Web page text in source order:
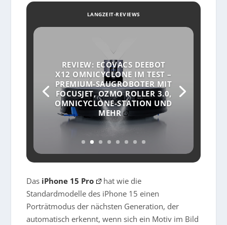
LANGZEIT-REVIEWS
REVIEW: ECOVACS DEEBOT
X12 OMNICYCLONE IM TEST –
PREMIUM-SAUGROBOTER MIT
FOCUSJET, OZMO ROLLER 3.0,
OMNICYCLONE-STATION UND
MEHR
Das iPhone 15 Pro
hat wie die
Standardmodelle des iPhone 15 einen
Porträtmodus der nächsten Generation, der
automatisch erkennt, wenn sich ein Motiv im Bild